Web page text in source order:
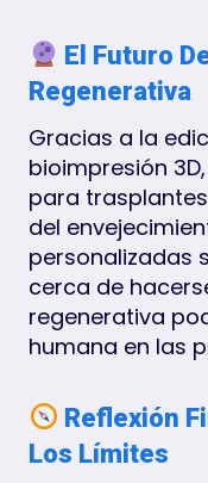
El Futuro
Regenerativa
Gracias a la
bioimpresión
para
del
personalizadas
cerca de
regenerativa
humana en las
Reflexión
Los Límites